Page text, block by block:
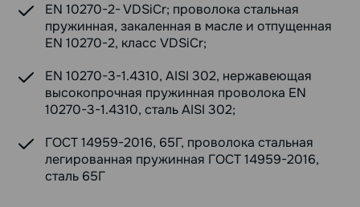
EN 10270-2- VDSiCr; проволока стальная
пружинная, закаленная в масле и отпущенная
EN 10270-2, класс VDSiCr;
EN 10270-3-1.4310, AISI 302, нержавеющая
высокопрочная пружинная проволока EN
10270-3-1.4310, сталь AISI 302;
ГОСТ 14959-2016, 65Г, проволока стальная
легированная пружинная ГОСТ 14959-2016,
сталь 65Г